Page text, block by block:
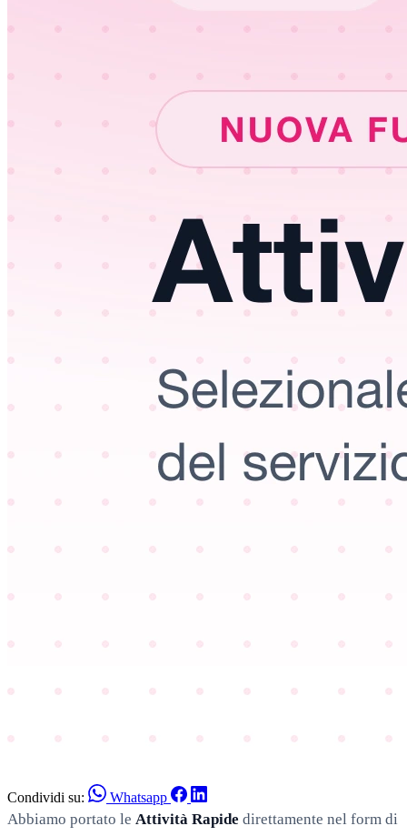
Condividi su: Whatsapp
Abbiamo portato le Attività Rapide direttamente nel form di